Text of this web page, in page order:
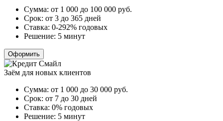
Сумма: от 1 000 до 100 000 руб.
Срок: от 3 до 365 дней
Ставка: 0-292% годовых
Решение: 5 минут
Оформить
Заём для новых клиентов
Сумма: от 1 000 до 30 000 руб.
Срок: от 7 до 30 дней
Ставка: 0% годовых
Решение: 5 минут